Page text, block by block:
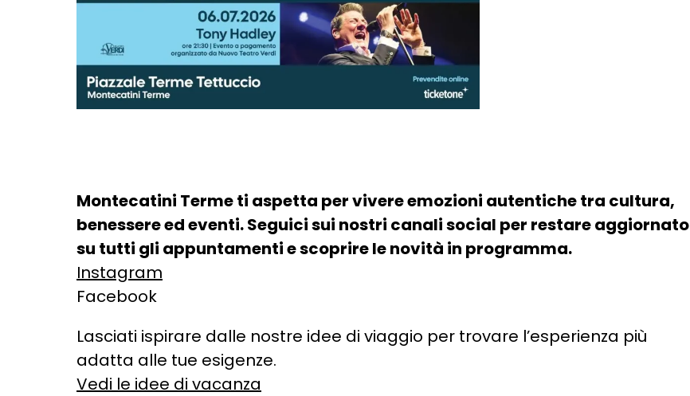
Montecatini Terme ti aspetta per vivere emozioni autentiche tra cultura,
benessere ed eventi. Seguici sui nostri canali social per restare aggiornato
su tutti gli appuntamenti e scoprire le novità in programma.
Instagram
Facebook
Lasciati ispirare dalle nostre idee di viaggio per trovare l’esperienza più
adatta alle tue esigenze.
Vedi le idee di vacanza